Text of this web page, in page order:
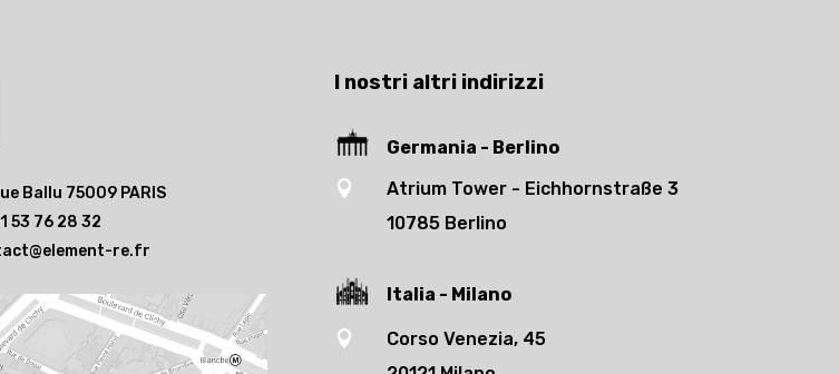
Ballu 75009 PARIS
53 76 28 32
re.fr
I nostri altri indirizzi
Germania - Berlino

Atrium Tower - Eichhornstraße 3
10785 Berlino
Italia - Milano

Corso Venezia, 45